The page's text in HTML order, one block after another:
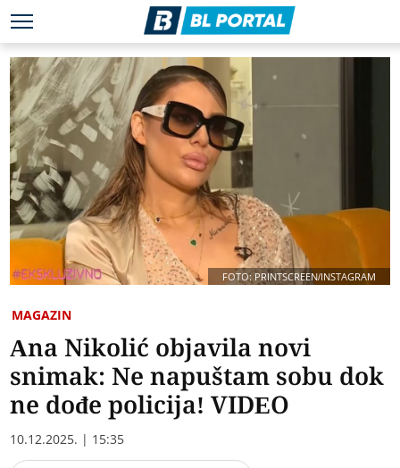
FOTO: PRINTSCREEN/INSTAGRAM
MAGAZIN
Ana Nikolić objavila novi
snimak: Ne napuštam sobu dok
ne dođe policija! VIDEO
10.12.2025. | 15:35